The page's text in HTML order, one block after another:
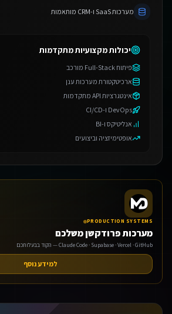
מערכות SaaS ו-CRM מותאמות
יכולות מקצועיות מתקדמות
פיתוח Full-Stack מורכב
ארכיטקטורת מערכות ענן
אינטגרציות API מתקדמות
DevOps ו-CI/CD
אנליטיקס ו-BI
אופטימיזציה וביצועים
PRODUCTION SYSTEMS
מערכות פרודקשן משלכם
Claude Code · Supabase · Vercel · GitHub — הקוד בבעלותכם
למידע נוסף
אנחנו משתמשים בעוגיות 🍪